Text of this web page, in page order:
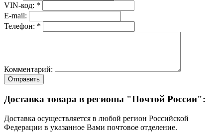
VIN-код: *
E-mail:
Телефон: *
Комментарий:
Отправить
Доставка товара в регионы "Почтой России":
Доставка осуществляется в любой регион Российской
Федерации в указанное Вами почтовое отделение.